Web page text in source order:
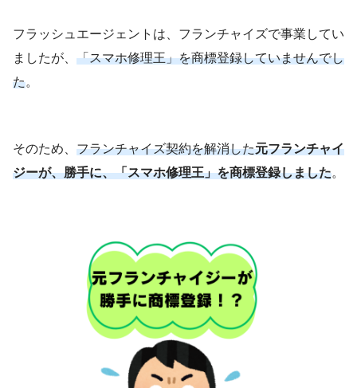
フラッシュエージェントは、フランチャイズで事業してい
ましたが、 「スマホ修理王」を商標登録していませんでし
た。
そのため、 フランチャイズ契約を解消した元フランチャイ
ジーが、勝手に、「スマホ修理王」を商標登録しました。